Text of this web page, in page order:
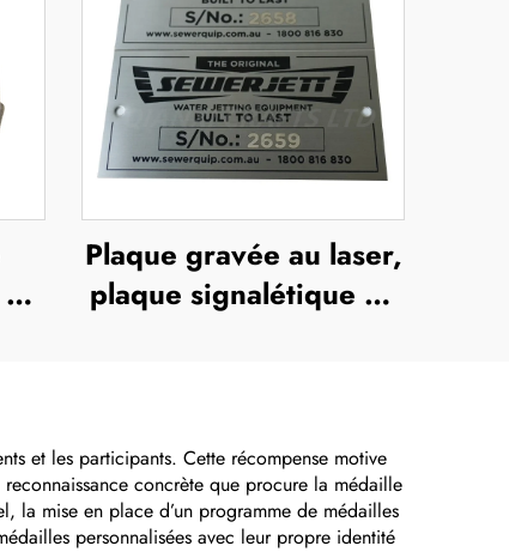
Plaque gravée au laser,
plaque signalétique en
et les participants. Cette récompense motive
concrète que procure la médaille
la mise en place d’un programme de médailles
personnalisées avec leur propre identité